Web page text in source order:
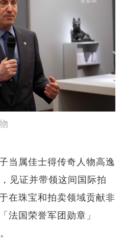
当属佳士得传奇人物高逸
见证并带领这间国际拍
在珠宝和拍卖领域贡献非
法国荣誉军团勋章」